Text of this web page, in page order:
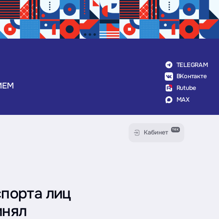
TELEGRAM
ВКонтакте
Rutube
MAX
Кабинет тех
лиц